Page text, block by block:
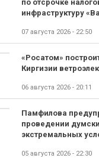
по отсрочке
инфраструктуру
07 августа 2026 - 22:50
«Росатом»
Киргизии
06 августа 2026 - 20:11
Памфилова
проведении
экстремальных
05 августа 2026 - 22:30